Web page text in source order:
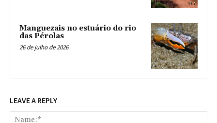
Manguezais no estuário do rio
das Pérolas
26 de julho de 2026
LEAVE A REPLY